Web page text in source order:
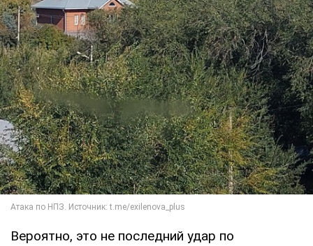
Вероятно, это не последний удар по